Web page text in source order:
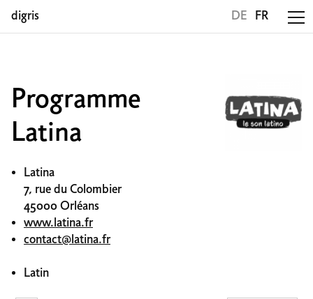
digris DE FR
Programme
Latina
Latina
7, rue du Colombier
45000 Orléans
www.latina.fr
contact@latina.fr
Latin